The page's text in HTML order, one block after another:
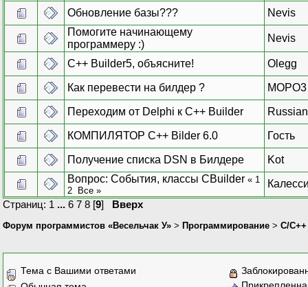
Обновление базы???
Nevis
Помогите начинающему
программеру :)
Nevis
C++ Builder5, объясните! Olegg
Как перевести на билдер ? MOPO3
Переходим от Delphi к C++ Builder Russian
КОМПИЛЯТОР C++ Bilder 6.0 Гость
Получение списка DSN в Билдере
Kot
Вопрос: События, классы CBuilder « 1
2 Все »
Страниц: 1 ... 6 7 8 [9] Вверх
Форум программистов «Весельчак У» > Программирование > C/C++
Тема с Вашими ответами